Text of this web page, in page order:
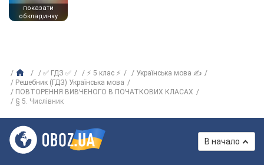
показати
обкладинку
✅ ГДЗ ✅ ⚡ 5 клас ⚡
Українська мова ✍
Решебник (ГДЗ) Українська мова
ПОВТОРЕННЯ ВИВЧЕНОГО В ПОЧАТКОВИХ КЛАСАХ
§ 5. Числівник
В начало